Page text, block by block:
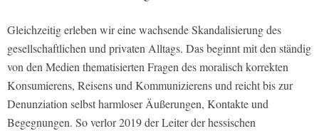
Gleichzeitig erleben wir eine wachsende Skandalisierung des
gesellschaftlichen und privaten Alltags. Das beginnt mit den ständig
von den Medien thematisierten Fragen des moralisch korrekten
Konsumierens, Reisens und Kommunizierens und reicht bis zur
Denunziation selbst harmloser Äußerungen, Kontakte und
Begegnungen. So verlor 2019 der Leiter der hessischen